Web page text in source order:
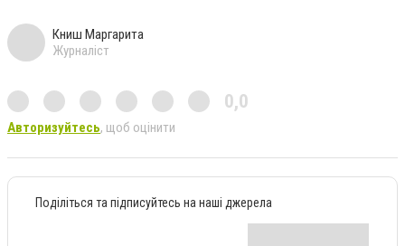
Книш Маргарита
Журналіст
0,0
Авторизуйтесь, щоб оцінити
Поділіться та підписуйтесь на наші джерела